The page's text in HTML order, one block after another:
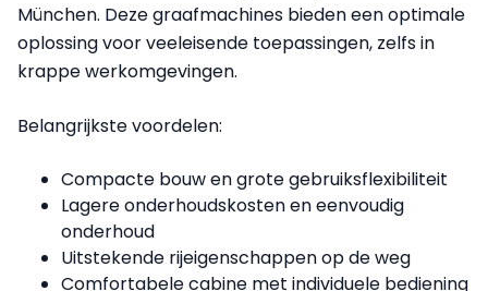
München. Deze graafmachines bieden een optimale
oplossing voor veeleisende toepassingen, zelfs in
krappe werkomgevingen.
Belangrijkste voordelen:
Compacte bouw en grote gebruiksflexibiliteit
Lagere onderhoudskosten en eenvoudig
onderhoud
Uitstekende rijeigenschappen op de weg
Comfortabele cabine met individuele bediening